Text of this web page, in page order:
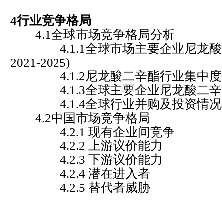
4行业竞争格局
4.1全球市场竞争格局分析
4.1.1全球市场主要企业尼龙酸
2021-2025)
4.1.2尼龙酸二辛酯行业集中度
4.1.3全球主要企业尼龙酸二辛
4.1.4全球行业并购及投资情况
4.2中国市场竞争格局
4.2.1 现有企业间竞争
4.2.2 上游议价能力
4.2.3 下游议价能力
4.2.4 潜在进入者
4.2.5 替代者威胁